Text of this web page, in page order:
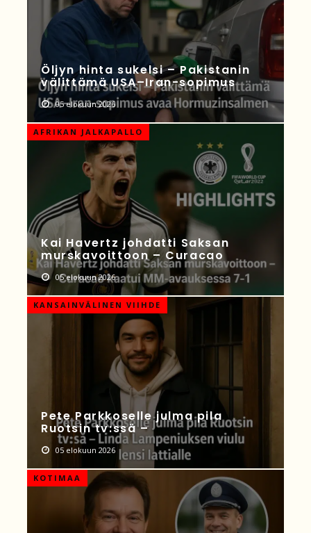
Öljyn hinta sukelsi – Pakistanin
välittämä USA–Iran-sopimus
05 elokuun 2026
AFRIKAN JALKAPALLO
Kai Havertz johdatti Saksan
murskavoittoon – Curacao
05 elokuun 2026
KANSAINVÄLINEN VIIHDE
Pete Parkkoselle julma pila
Ruotsin tv:ssä –
05 elokuun 2026
KOTIMAA